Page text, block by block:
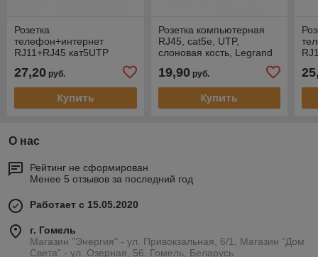
Розетка
телефон+интернет
RJ11+RJ45 кат5UTP
27,20 руб.
Купить
Розетка компьютерная
RJ45, cat5e, UTP,
слоновая кость, Legrand
19,90руб.
Купить
О нас
Рейтинг не сформирован
Менее 5 отзывов за последний год
Работает с 15.05.2020
г. Гомель
Магазин "Энергия" - ул. Привокзальная, 6/1, Магазин "Дом
Света" - ул. Озерная, 56, Гомель, Беларусь